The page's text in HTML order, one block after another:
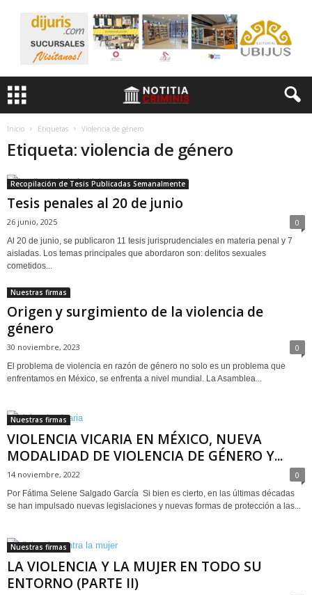
Inicio Etiquetas Violencia de género
Etiqueta: violencia de género
Recopilación de Tesis Publicadas Semanalmente
Tesis penales al 20 de junio
26 junio, 2025 0
Al 20 de junio, se publicaron 11 tesis jurisprudenciales en materia penal y 7
aisladas. Los temas principales que abordaron son: delitos sexuales
cometidos...
Nuestras firmas
Origen y surgimiento de la violencia de
género
30 noviembre, 2023 0
El problema de violencia en razón de género no solo es un problema que
enfrentamos en México, se enfrenta a nivel mundial. La Asamblea...
Nuestras firmas
VIOLENCIA VICARIA EN MÉXICO, NUEVA
MODALIDAD DE VIOLENCIA DE GÉNERO Y...
14 noviembre, 2022 0
Por Fátima Selene Salgado García Si bien es cierto, en las últimas décadas
se han impulsado nuevas legislaciones y nuevas formas de protección a las...
Nuestras firmas
LA VIOLENCIA Y LA MUJER EN TODO SU
ENTORNO (PARTE II)